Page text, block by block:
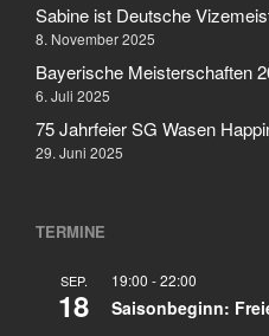
Sabine ist Deutsche
8. November 2025
Bayerische Meisterschaften
6. Juli 2025
75 Jahrfeier SG Wasen
29. Juni 2025
TERMINE
SEP.
18
19:00 -22:00
Saisonbeginn: